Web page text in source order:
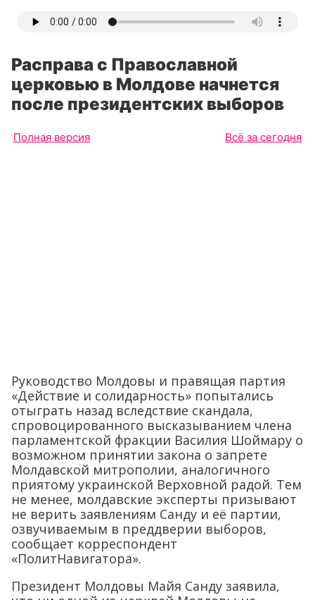
Расправа с Православной
церковью в Молдове начнется
после президентских выборов
Полная версия Всё за сегодня
Руководство Молдовы и правящая партия
«Действие и солидарность» попытались
отыграть назад вследствие скандала,
спровоцированного высказыванием члена
парламентской фракции Василия Шоймару о
возможном принятии закона о запрете
Молдавской митрополии, аналогичного
приятому украинской Верховной радой. Тем
не менее, молдавские эксперты призывают
не верить заявлениям Санду и её партии,
озвучиваемым в преддверии выборов,
сообщает корреспондент
«ПолитНавигатора».
Президент Молдовы Майя Санду заявила,